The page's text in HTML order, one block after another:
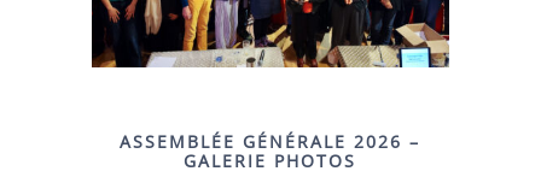
ASSEMBLÉE GÉNÉRALE 2026 –
GALERIE PHOTOS